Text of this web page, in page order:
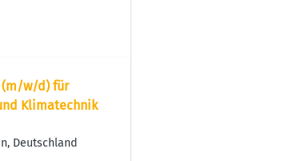
(m/w/d) für
Klimatechnik
Deutschland